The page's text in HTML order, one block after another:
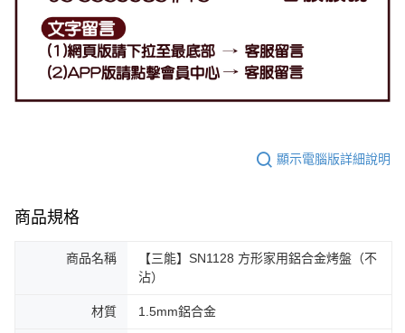
顯示電腦版詳細說明
商品規格
商品名稱
【三能】SN1128 方形家用鋁合金烤盤（不
沾）
材質 1.5mm鋁合金